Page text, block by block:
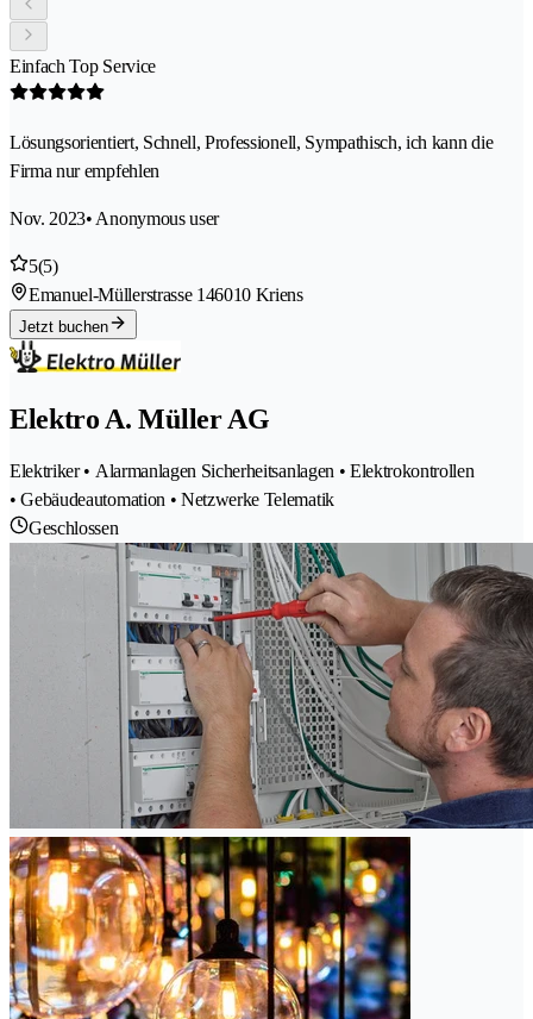
Einfach Top Service
Lösungsorientiert, Schnell, Professionell, Sympathisch, ich kann die
Firma nur empfehlen
Nov. 2023• Anonymous user
5(5)
Emanuel-Müllerstrasse 146010 Kriens
Jetzt buchen
Elektro A. Müller AG
Elektriker • Alarmanlagen Sicherheitsanlagen • Elektrokontrollen
• Gebäudeautomation • Netzwerke Telematik
Geschlossen